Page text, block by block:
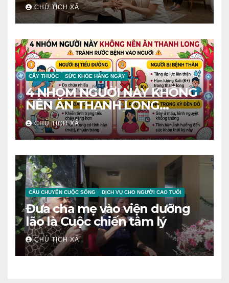
CHỦ TỊCH XÃ
CÂY THUỐC SỨC KHỎE HÀNG NGÀY
4 NHÓM NGƯỜI NÀY KHÔNG
NÊN ĂN THANH LONG
TRÁNH RƯỚC BỆNH VÀO
NGƯỜI
CHỦ TỊCH XÃ
CÂU CHUYỆN CUỘC SỐNG DỊCH VỤ CHO NGƯỜI CAO TUỔI
Đưa cha mẹ vào viện dưỡng
lão là Cuộc chiến tâm lý
CHỦ TỊCH XÃ